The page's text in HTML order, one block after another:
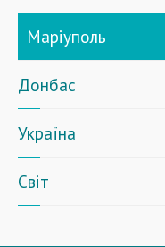
Маріуполь
Донбас
Україна
Світ